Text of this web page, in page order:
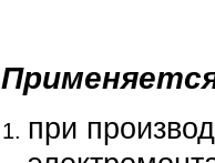
при